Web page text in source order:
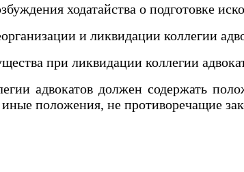
ходатайства о подготовке
и ликвидации коллегии
при ликвидации коллегии
адвокатов должен содержать
положения, не противоречащие